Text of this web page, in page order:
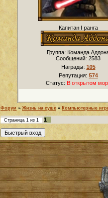
Капитан I ранга
Группа: Команда
Сообщений:2583
Награды: 105
Репутация: 574
Статус: В открытом
Форум » Жизнь на суше » Компьютерные
Страница 1 из 1 1